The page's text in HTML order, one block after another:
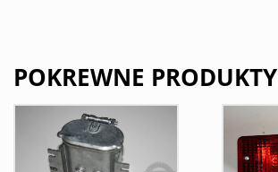
POKREWNE PRODUKTY